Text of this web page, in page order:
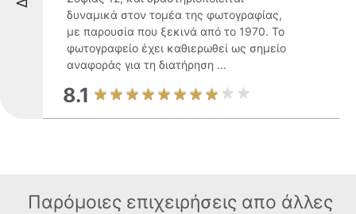
δυναμικά στον τομέα της φωτογραφίας,
με παρουσία που ξεκινά από το 1970. Το
φωτογραφείο έχει καθιερωθεί ως σημείο
αναφοράς για τη διατήρηση ...
8.1
Παρόμοιες επιχειρήσεις απο άλλες